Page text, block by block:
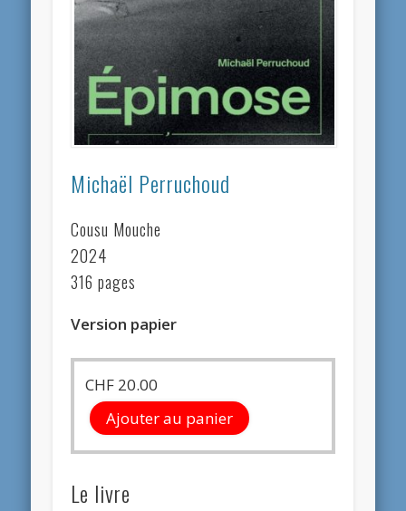
Michaël Perruchoud
Cousu Mouche
2024
316 pages
Version papier
CHF 20.00
Ajouter au panier
Le livre